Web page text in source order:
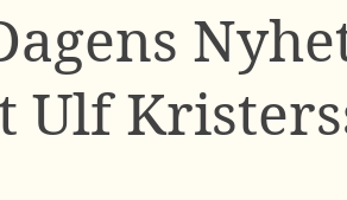
Ulf